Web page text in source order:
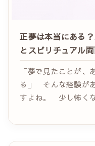
正夢は本当にある
とスピリチュアル
「夢で見たことが、
る」 そんな経験が
すよね。 少し怖く
何かのサイン？」
正夢は昔から神秘的